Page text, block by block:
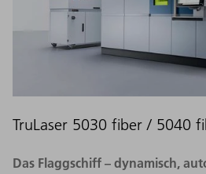
TruLaser 5030 fiber / 5040
Das Flaggschiff – dynamisch,